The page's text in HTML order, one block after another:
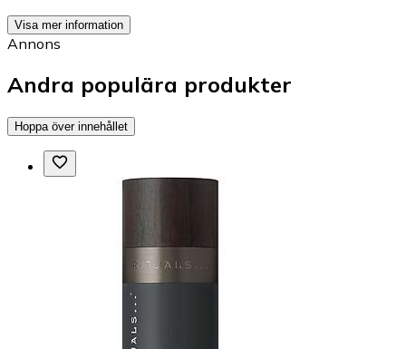
Visa mer information
Annons
Andra populära produkter
Hoppa över innehållet